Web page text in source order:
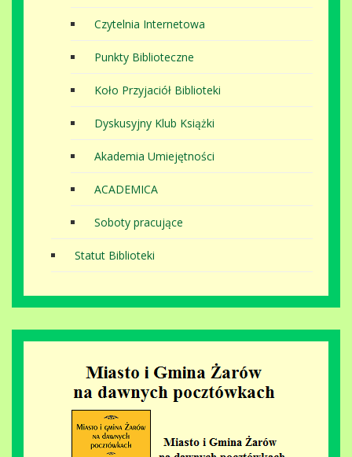
Czytelnia Internetowa
Punkty Biblioteczne
Koło Przyjaciół Biblioteki
Dyskusyjny Klub Książki
Akademia Umiejętności
ACADEMICA
Soboty pracujące
Statut Biblioteki